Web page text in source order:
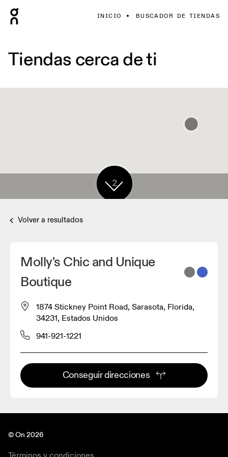
INICIO BUSCADOR DE TIENDAS
Tiendas cerca de ti
2
Volver a resultados
Molly's Chic and Unique
Boutique
1874 Stickney Point Road, Sarasota, Florida,
34231, Estados Unidos
941-921-1221
Conseguir direcciones
© On 2026